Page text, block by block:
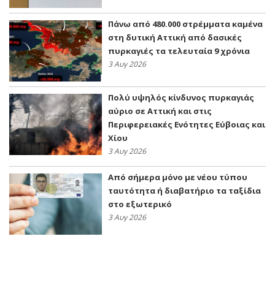
Πάνω από 480.000 στρέμματα καμένα
στη δυτική Αττική από δασικές
πυρκαγιές τα τελευταία 9 χρόνια
3 Αυγ 2026
Πολύ υψηλός κίνδυνος πυρκαγιάς
αύριο σε Αττική και στις
Περιφερειακές Ενότητες Εύβοιας και
Χίου
3 Αυγ 2026
Από σήμερα μόνο με νέου τύπου
ταυτότητα ή διαβατήριο τα ταξίδια
στο εξωτερικό
3 Αυγ 2026